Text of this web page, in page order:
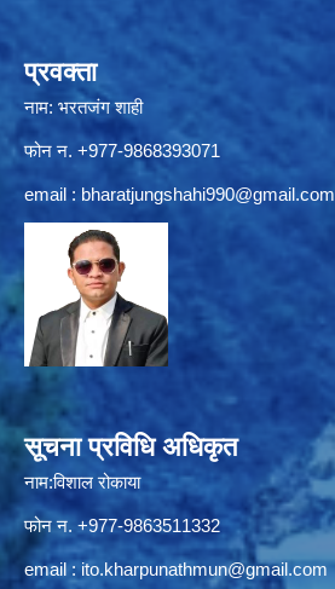
प्रवक्ता
नाम: भरतजंग शाही
फोन न. +977-9868393071
email : bharatjungshahi990@gmail.com
सूचना प्रविधि अधिकृत
नाम:विशाल रोकाया
फोन न. +977-9863511332
email : ito.kharpunathmun@gmail.com